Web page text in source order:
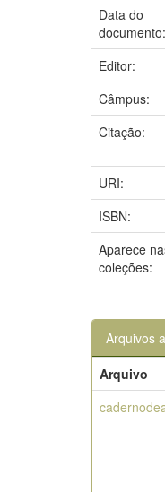
Data do
documento:
Editor:
Câmpus:
Citação:
URI:
ISBN:
Aparece
coleções:
Arquivos
Arquivo